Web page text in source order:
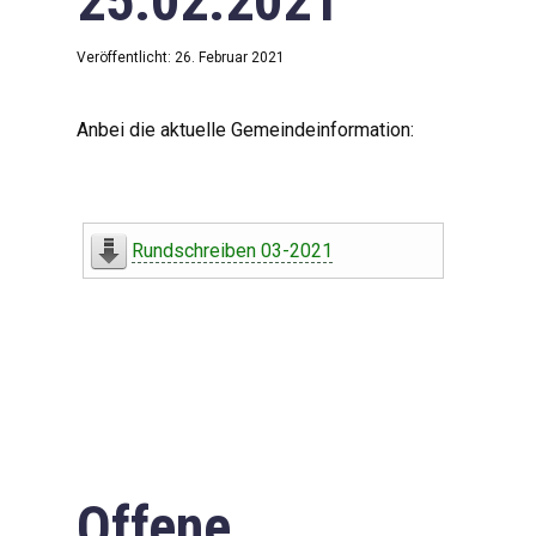
Veröffentlicht: 26. Februar 2021
Anbei die aktuelle Gemeindeinformation:
Rundschreiben 03-2021